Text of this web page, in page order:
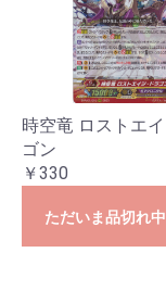
時空竜 ロストエ
ゴン
￥330
ただいま品切れ中